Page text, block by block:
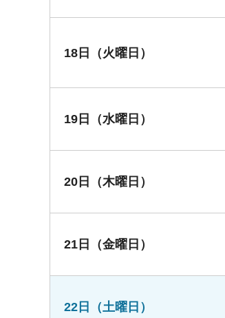
18日（火曜日）
19日（水曜日）
20日（木曜日）
21日（金曜日）
22日（土曜日）